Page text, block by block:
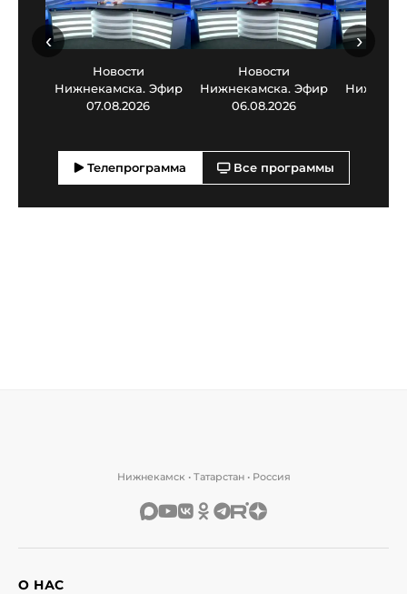
Новости
Нижнекамска. Эфир
07.08.2026
Новости
Нижнекамска. Эфир
06.08.2026
‹ ›
Телепрограмма Все программы
Нижнекамск • Татарстан • Россия
О НАС